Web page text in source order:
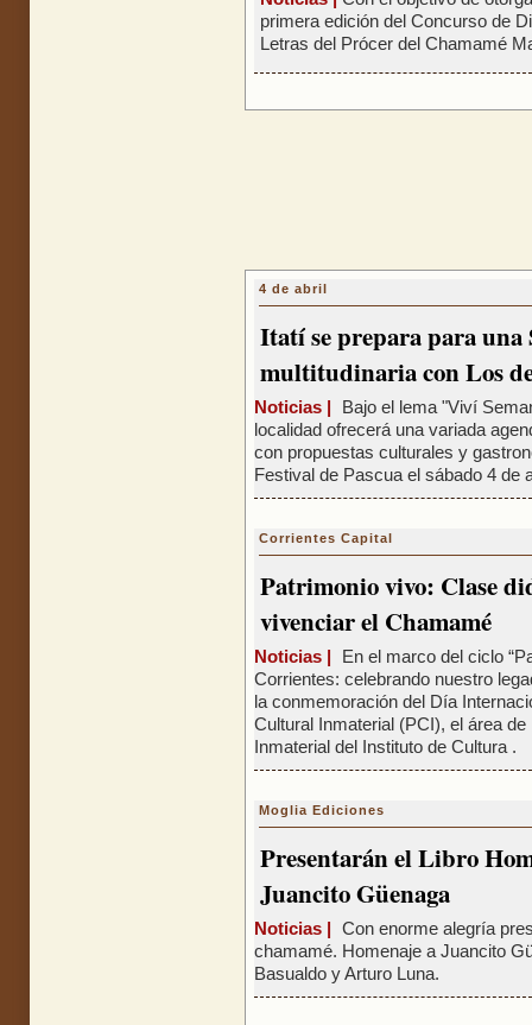
primera edición del Concurso de
Letras del Prócer del Chamamé
4 de abril
Itatí se prepara para una
multitudinaria con Los
Noticias |
Bajo el lema "Viví
localidad ofrecerá una variada
con propuestas culturales y
Festival de Pascua el sábado 4 de
Corrientes Capital
Patrimonio vivo: Clase
vivenciar el Chamamé
Noticias |
En el marco del ciclo
Corrientes: celebrando nuestro
la conmemoración del Día
Cultural Inmaterial (PCI), el área
Inmaterial del Instituto de Cultura .
Moglia Ediciones
Presentarán el Libro
Juancito Güenaga
Noticias | Con enorme alegría
chamamé. Homenaje a Juancito
Basualdo y Arturo Luna.